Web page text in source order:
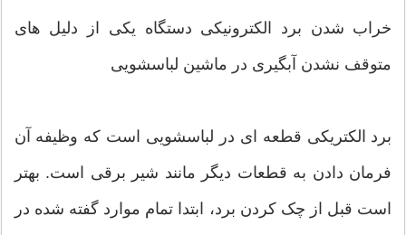
خراب شدن برد الکترونیکی دستگاه یکی از دلیل های
متوقف نشدن آبگیری در ماشین لباسشویی
برد الکتریکی قطعه ای در لباسشویی است که وظیفه آن
فرمان دادن به قطعات دیگر مانند شیر برقی است. بهتر
است قبل از چک کردن برد، ابتدا تمام موارد گفته شده در